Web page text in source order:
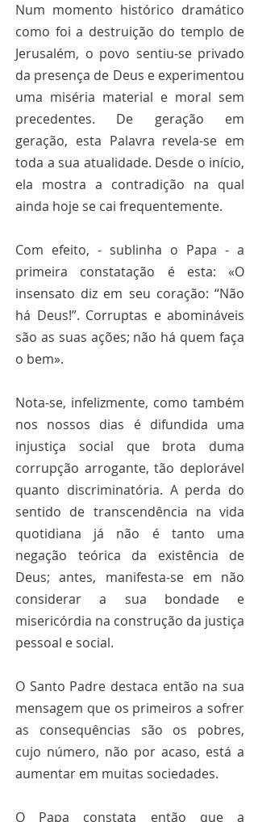
Num momento histórico dramático
como foi a destruição do templo de
Jerusalém, o povo sentiu-se privado
da presença de Deus e experimentou
uma miséria material e moral sem
precedentes. De geração em
geração, esta Palavra revela-se em
toda a sua atualidade. Desde o início,
ela mostra a contradição na qual
ainda hoje se cai frequentemente.
Com efeito, - sublinha o Papa - a
primeira constatação é esta: «O
insensato diz em seu coração: “Não
há Deus!”. Corruptas e abomináveis
são as suas ações; não há quem faça
o bem».
Nota-se, infelizmente, como também
nos nossos dias é difundida uma
injustiça social que brota duma
corrupção arrogante, tão deplorável
quanto discriminatória. A perda do
sentido de transcendência na vida
quotidiana já não é tanto uma
negação teórica da existência de
Deus; antes, manifesta-se em não
considerar a sua bondade e
misericórdia na construção da justiça
pessoal e social.
O Santo Padre destaca então na sua
mensagem que os primeiros a sofrer
as consequências são os pobres,
cujo número, não por acaso, está a
aumentar em muitas sociedades.
O Papa constata então que a